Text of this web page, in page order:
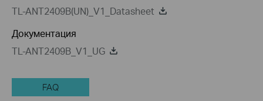
TL-ANT2409B(UN)_V1_Datasheet
Документация
TL-ANT2409B_V1_UG
FAQ